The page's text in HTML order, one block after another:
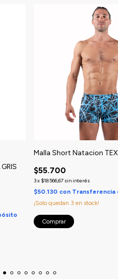
Malla Short Natacion
$55.700
3x $18.566,67 sin interés
$50.130 con Transferencia
¡Solo quedan 3 en stock!
Comprar